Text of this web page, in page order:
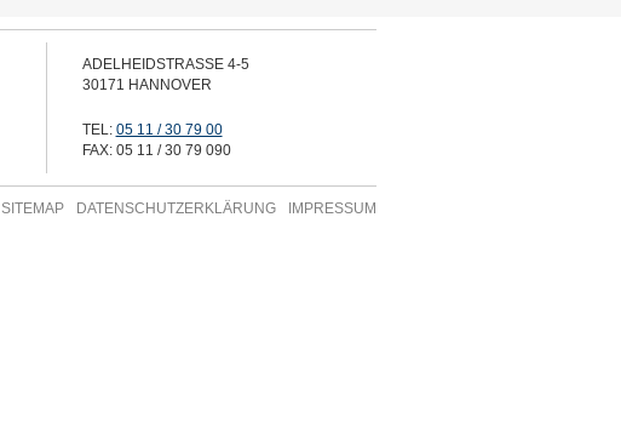
ADELHEIDSTRASSE 4-5
30171 HANNOVER
TEL: 05 11 / 30 79 00
FAX:05 11 / 30 79 090
SITEMAP DATENSCHUTZERKLÄRUNG IMPRESSUM